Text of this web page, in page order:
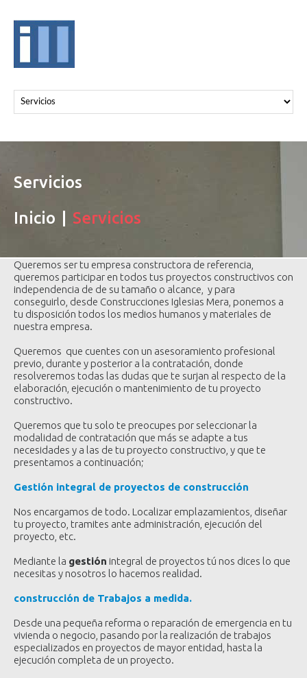
Servicios
Inicio
Servicios
Queremos ser tu empresa constructora de referencia,
queremos participar en todos tus proyectos constructivos con
independencia de de su tamaño o alcance, y para
conseguirlo, desde Construcciones Iglesias Mera, ponemos a
tu disposición todos los medios humanos y materiales de
nuestra empresa.
Queremos que cuentes con un asesoramiento profesional
previo, durante y posterior a la contratación, donde
resolveremos todas las dudas que te surjan al respecto de la
elaboración, ejecución o mantenimiento de tu proyecto
constructivo.
Queremos que tu solo te preocupes por seleccionar la
modalidad de contratación que más se adapte a tus
necesidades y a las de tu proyecto constructivo, y que te
presentamos a continuación;
Gestión integral de proyectos de construcción
Nos encargamos de todo. Localizar emplazamientos, diseñar
tu proyecto, tramites ante administración, ejecución del
proyecto, etc.
Mediante la gestión integral de proyectos tú nos dices lo que
necesitas y nosotros lo hacemos realidad.
construcción de Trabajos a medida.
Desde una pequeña reforma o reparación de emergencia en tu
vivienda o negocio, pasando por la realización de trabajos
especializados en proyectos de mayor entidad, hasta la
ejecución completa de un proyecto.